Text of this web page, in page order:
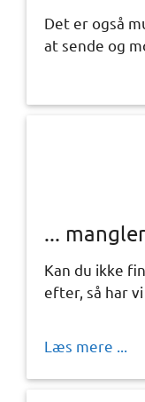
Det er også
at sende og
... mangler
Kan du ikke
efter, så har
Læs mere ...